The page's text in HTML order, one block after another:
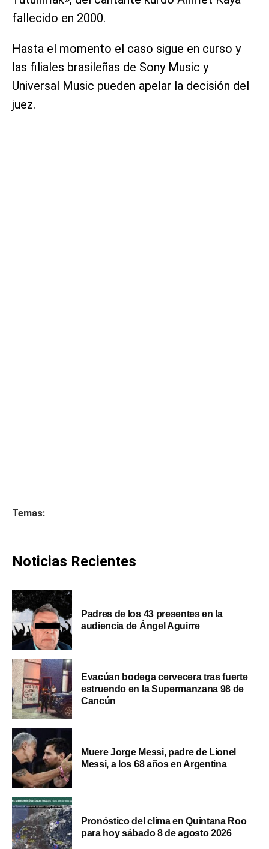
fallecido en 2000.
Hasta el momento el caso sigue en curso y
las filiales brasileñas de Sony Music y
Universal Music pueden apelar la decisión del
juez.
Temas:
Noticias Recientes
Padres de los 43 presentes en la
audiencia de Ángel Aguirre
Evacúan bodega cervecera tras fuerte
estruendo en la Supermanzana 98 de
Cancún
Muere Jorge Messi, padre de Lionel
Messi, a los 68 años en Argentina
Pronóstico del clima en Quintana Roo
para hoy sábado 8 de agosto 2026